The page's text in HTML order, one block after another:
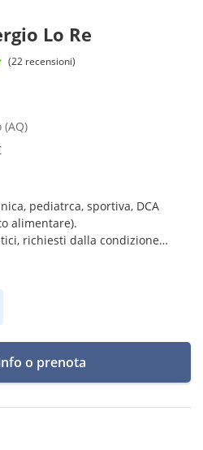
Lo Re
(22 recensioni)
(AQ)
pediatrca, sportiva, DCA
alimentare).
richiesti dalla condizione
o prenota